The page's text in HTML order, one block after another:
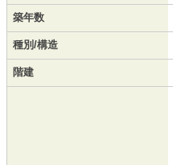
築年数
種別/構造
階建